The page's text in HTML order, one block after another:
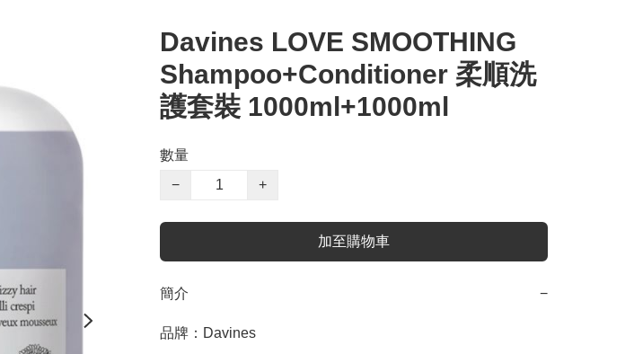
Davines LOVE SMOOTHING
Shampoo+Conditioner 柔順洗
護套裝 1000ml+1000ml
數量
−
+
加至購物車
簡介 −
品牌：Davines